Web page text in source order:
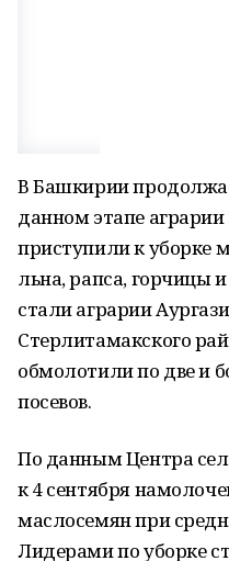
В Башкирии
данном этапе
приступили к уборке
льна, рапса, горчицы
стали аграрии
Стерлитамакского
обмолотили по две и
посевов.
По данным Центра
к 4 сентября
маслосемян при
Лидерами по уборке